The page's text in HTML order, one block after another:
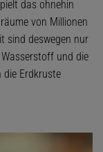
das ohnehin
von Millionen
sind deswegen nur
und die
die Erdkruste